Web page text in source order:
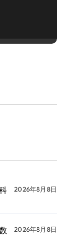
2026年8月8日
2026年8月8日